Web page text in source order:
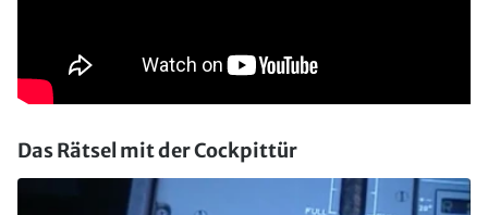
Das Rätsel mit der Cockpittür